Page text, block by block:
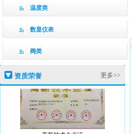
温度类
数显仪表
阀类
资质荣誉 更多>>
高新技术企业证